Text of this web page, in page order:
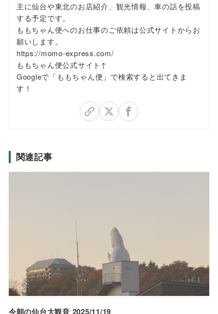
主に仙台や東北のお店紹介、観光情報、車の話を投稿
する予定です。
ももちゃん便へのお仕事のご依頼は公式サイトからお
願いします。
https://momo-express.com/
ももちゃん便公式サイト↑
Googleで「ももちゃん便」で検索すると出てきま
す！
関連記事
今朝の仙台大観音 2025/11/19